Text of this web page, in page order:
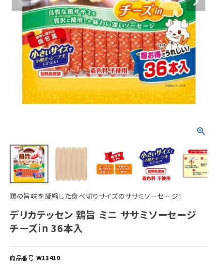
ACCOUNT MENU
ようこそ ゲスト 様
ログイン person 新規会員登録
鶏の旨味を凝縮した食べ切りサイズのササミソーセージ！
デリカテッセン 鶏旨 ミニ ササミソーセージ
チーズin 36本入
商品番号 W13410